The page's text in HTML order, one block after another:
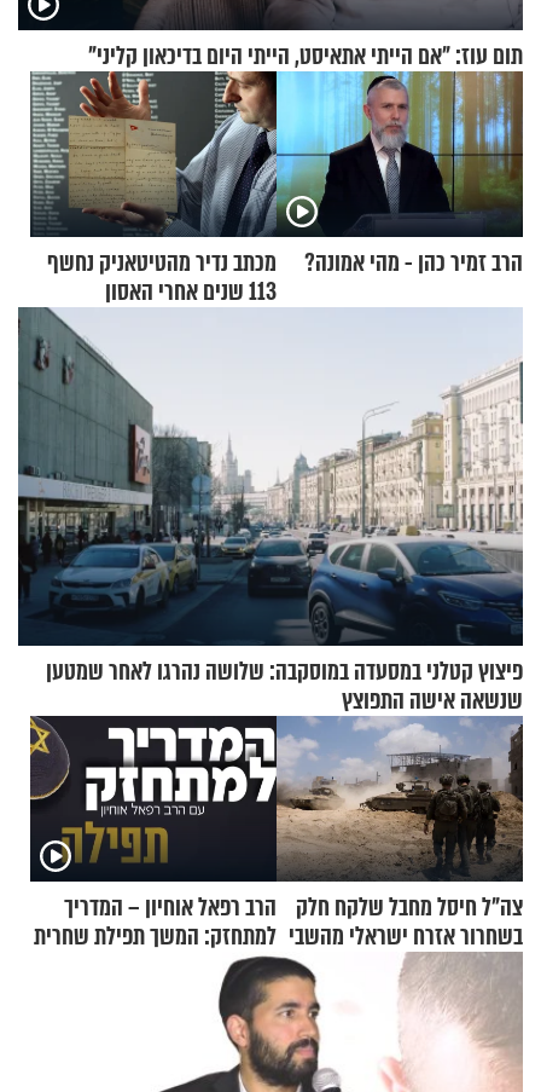
תום עוז: "אם הייתי אתאיסט, הייתי היום בדיכאון קליני"
הרב זמיר כהן - מהי אמונה?
מכתב נדיר מהטיטאניק נחשף
113 שנים אחרי האסון
פיצוץ קטלני במסעדה במוסקבה: שלושה נהרגו לאחר שמטען
שנשאה אישה התפוצץ
צה"ל חיסל מחבל שלקח חלק
בשחרור אזרח ישראלי מהשבי
הרב רפאל אוחיון – המדריך
למתחזק: המשך תפילת שחרית
מאשרי ועד עלינו